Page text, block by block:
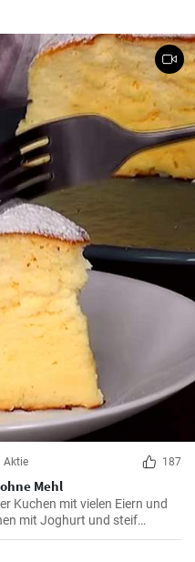
Aktie 187
Mehl
Kuchen mit vielen Eiern und
mit Joghurt und steif
ihre Familie begeistern weil